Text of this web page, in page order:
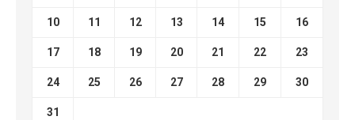
10 11 12 13 14 15 16
17 18 19 20 21 22 23
24 25 26 27 28 29 30
31